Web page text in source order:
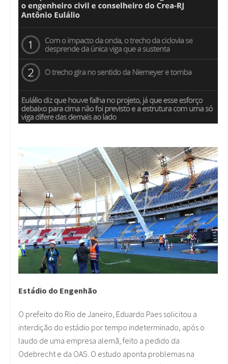
Estádio do Engenhão
O prefeito do Rio de Janeiro, Eduardo Paes solicitou a
interdição do estádio por tempo indeterminado, após o
laudo de uma empresa alemã, feito a pedido da
Odebrecht e da OAS. O estudo aponta problemas na